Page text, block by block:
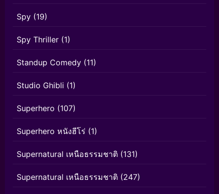
Spy (19)
Spy Thriller (1)
Standup Comedy (11)
Studio Ghibli (1)
Superhero (107)
Superhero หนังฮีโร่ (1)
Supernatural เหนือธรรมชาติ (131)
Supernatural เหนือธรรมชาติ (247)